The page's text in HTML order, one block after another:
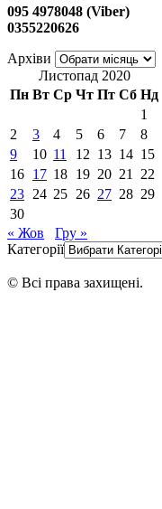
095 4978048 (Viber)
0355220626
Архіви
Листопад 2020
Пн Вт Ср Чт Пт Сб Нд
1
2
3 4 5 6 7
8
9
10 11 12 13 14 15
16 17 18 19 20 21 22
23 24 25 26 27 28 29
30
« Жов
Гру »
Категорії
© Всі права захищені.